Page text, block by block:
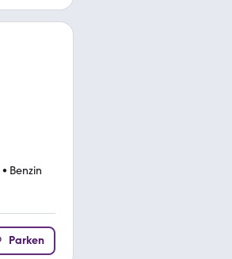
• Benzin
Parken